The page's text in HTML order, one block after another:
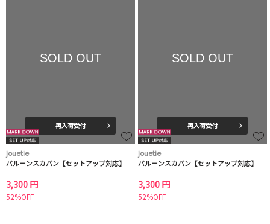
SOLD OUT
再入荷受付
jouetie
バルーンスカパン【セットアップ対応】
3,300 円
52%OFF
SOLD OUT
再入荷受付
jouetie
バルーンスカパン【セットアップ対応】
3,300 円
52%OFF